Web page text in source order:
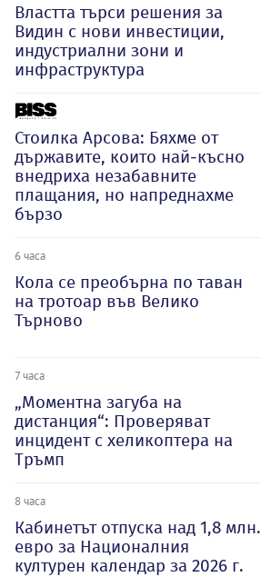
Властта търси решения за
Видин с нови инвестиции,
индустриални зони и
инфраструктура
Стоилка Арсова: Бяхме от
държавите, които най-късно
внедриха незабавните
плащания, но напреднахме
бързо
6 часа
Кола се преобърна по таван
на тротоар във Велико
Търново
7 часа
„Моментна загуба на
дистанция“: Проверяват
инцидент с хеликоптера на
Тръмп
8 часа
Кабинетът отпуска над 1,8 млн.
евро за Националния
културен календар за 2026 г.